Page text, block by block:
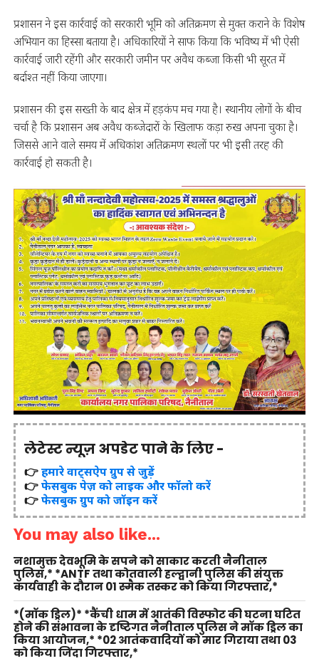
प्रशासन ने इस कार्रवाई को सरकारी भूमि को अतिक्रमण से मुक्त कराने के विशेष
अभियान का हिस्सा बताया है। अधिकारियों ने साफ किया कि भविष्य में भी ऐसी
कार्रवाई जारी रहेंगी और सरकारी जमीन पर अवैध कब्जा किसी भी सूरत में
बर्दाश्त नहीं किया जाएगा।
प्रशासन की इस सख्ती के बाद क्षेत्र में हड़कंप मच गया है। स्थानीय लोगों के बीच
चर्चा है कि प्रशासन अब अवैध कब्जेदारों के खिलाफ कड़ा रुख अपना चुका है।
जिससे आने वाले समय में अधिकांश अतिक्रमण स्थलों पर भी इसी तरह की
कार्रवाई हो सकती है।
लेटेस्ट न्यूज़ अपडेट पाने के लिए -
👉हमारे वाट्सऐप ग्रुप से जुड़ें
👉फेसबुक पेज़ को लाइक और फॉलो करें
👉फेसबुक ग्रुप को जॉइन करें
You may also like...
नशामुक्त देवभूमि के सपने को साकार करती नैनीताल
पुलिस,* *ANTF तथा कोतवाली हल्द्वानी पुलिस की संयुक्त
कार्यवाही के दौरान 01 स्मैक तस्कर को किया गिरफ्तार,*
*(मॉक ड्रिल)* *कैंची धाम में आतंकी विस्फोट की घटना घटित
होने की संभावना के दृष्टिगत नैनीताल पुलिस ने मॉक ड्रिल का
किया आयोजन,* *02 आतंकवादियों को मार गिराया तथा 03
को किया जिंदा गिरफ्तार,*